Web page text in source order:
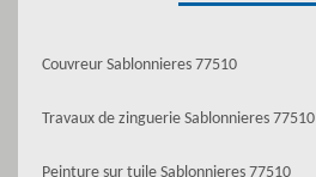
Couvreur Sablonnieres 77510
Travaux de zinguerie Sablonnieres 77510
Peinture sur tuile Sablonnieres 77510